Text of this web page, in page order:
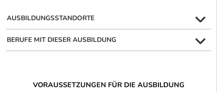
AUSBILDUNGSSTANDORTE
BERUFE MIT DIESER AUSBILDUNG
VORAUSSETZUNGEN FÜR DIE AUSBILDUNG